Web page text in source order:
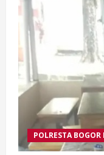
POLRESTA BOGOR